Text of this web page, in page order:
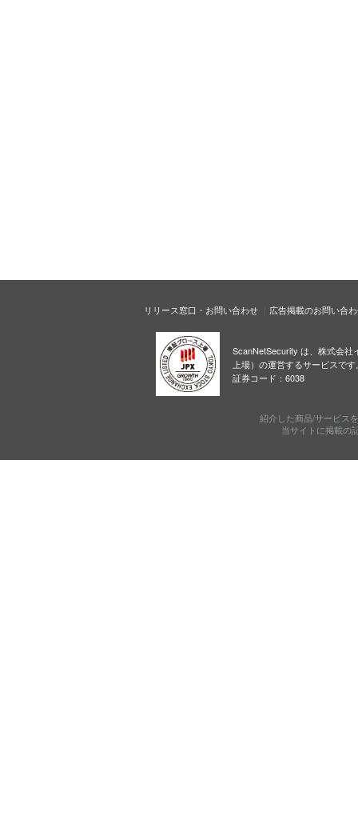
リリース窓口・お問い合わせ 広告掲載のお問い合
ScanNetSecurity は、株式会社
上場）の運営するサービスです
証券コード：6038
紹介した商品/サービス
当サイトに掲載の